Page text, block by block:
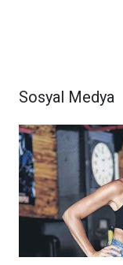
Sosyal Medya